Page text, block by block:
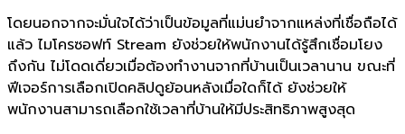
โดยนอกจากจะมั่นใจได้ว่าเป็นข้อมูลที่แม่นยำจากแหล่งที่เชื่อถือได้
แล้ว ไมโครซอฟท์ Stream ยังช่วยให้พนักงานได้รู้สึกเชื่อมโยง
ถึงกัน ไม่โดดเดี่ยวเมื่อต้องทำงานจากที่บ้านเป็นเวลานาน ขณะที่
ฟีเจอร์การเลือกเปิดคลิปดูย้อนหลังเมื่อใดก็ได้ ยังช่วยให้
พนักงานสามารถเลือกใช้เวลาที่บ้านให้มีประสิทธิภาพสูงสุด